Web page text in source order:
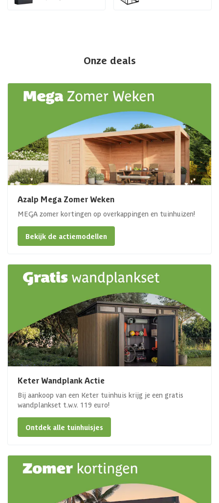
Onze deals
Azalp Mega Zomer Weken
MEGA zomer kortingen op overkappingen en tuinhuizen!
Bekijk de actiemodellen
Keter Wandplank Actie
Bij aankoop van een Keter tuinhuis krijg je een gratis
wandplankset t.w.v. 119 euro!
Ontdek alle tuinhuisjes